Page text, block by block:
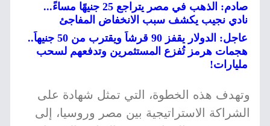
صادم: الذهب في مصر يتراجع 25 جنيهًا مساءً...
نادي نجيب يكشف سبب الانخفاض المفاجئ
عاجل: الدولار يقفز 90 قرشاً ويقترب من 50 جنيهاً..
هجمات هرمز تُفزع المستثمرين وتدفعهم لسحب
مليارات!
وتهدف هذه الخطوة، التي تمثل شهادة على
الشراكة الاستراتيجية بين مصر وروسيا، إلى